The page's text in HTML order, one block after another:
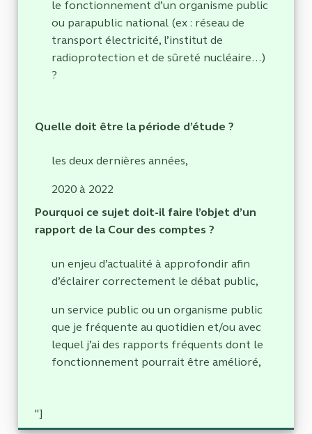
le fonctionnement d’un organisme public
ou parapublic national (ex : réseau de
transport électricité, l’institut de
radioprotection et de sûreté nucléaire…)
?
Quelle doit être la période d’étude ?
les deux dernières années,
2020 à 2022
Pourquoi ce sujet doit-il faire l’objet d’un
rapport de la Cour des comptes ?
un enjeu d’actualité à approfondir afin
d’éclairer correctement le débat public,
un service public ou un organisme public
que je fréquente au quotidien et/ou avec
lequel j’ai des rapports fréquents dont le
fonctionnement pourrait être amélioré,
"]